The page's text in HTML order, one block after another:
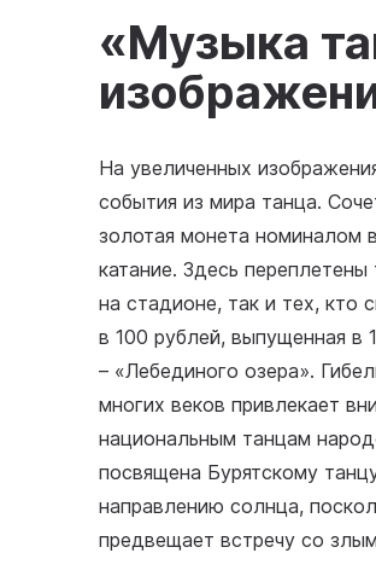
«Музыка
На увеличенных
события из мира танца.
золотая монета номиналом
катание. Здесь
на стадионе, так и тех, кто
в 100 рублей, выпущенная в
– «Лебединого озера».
многих веков привлекает
национальным танцам
посвящена Бурятскому
направлению солнца,
предвещает встречу со